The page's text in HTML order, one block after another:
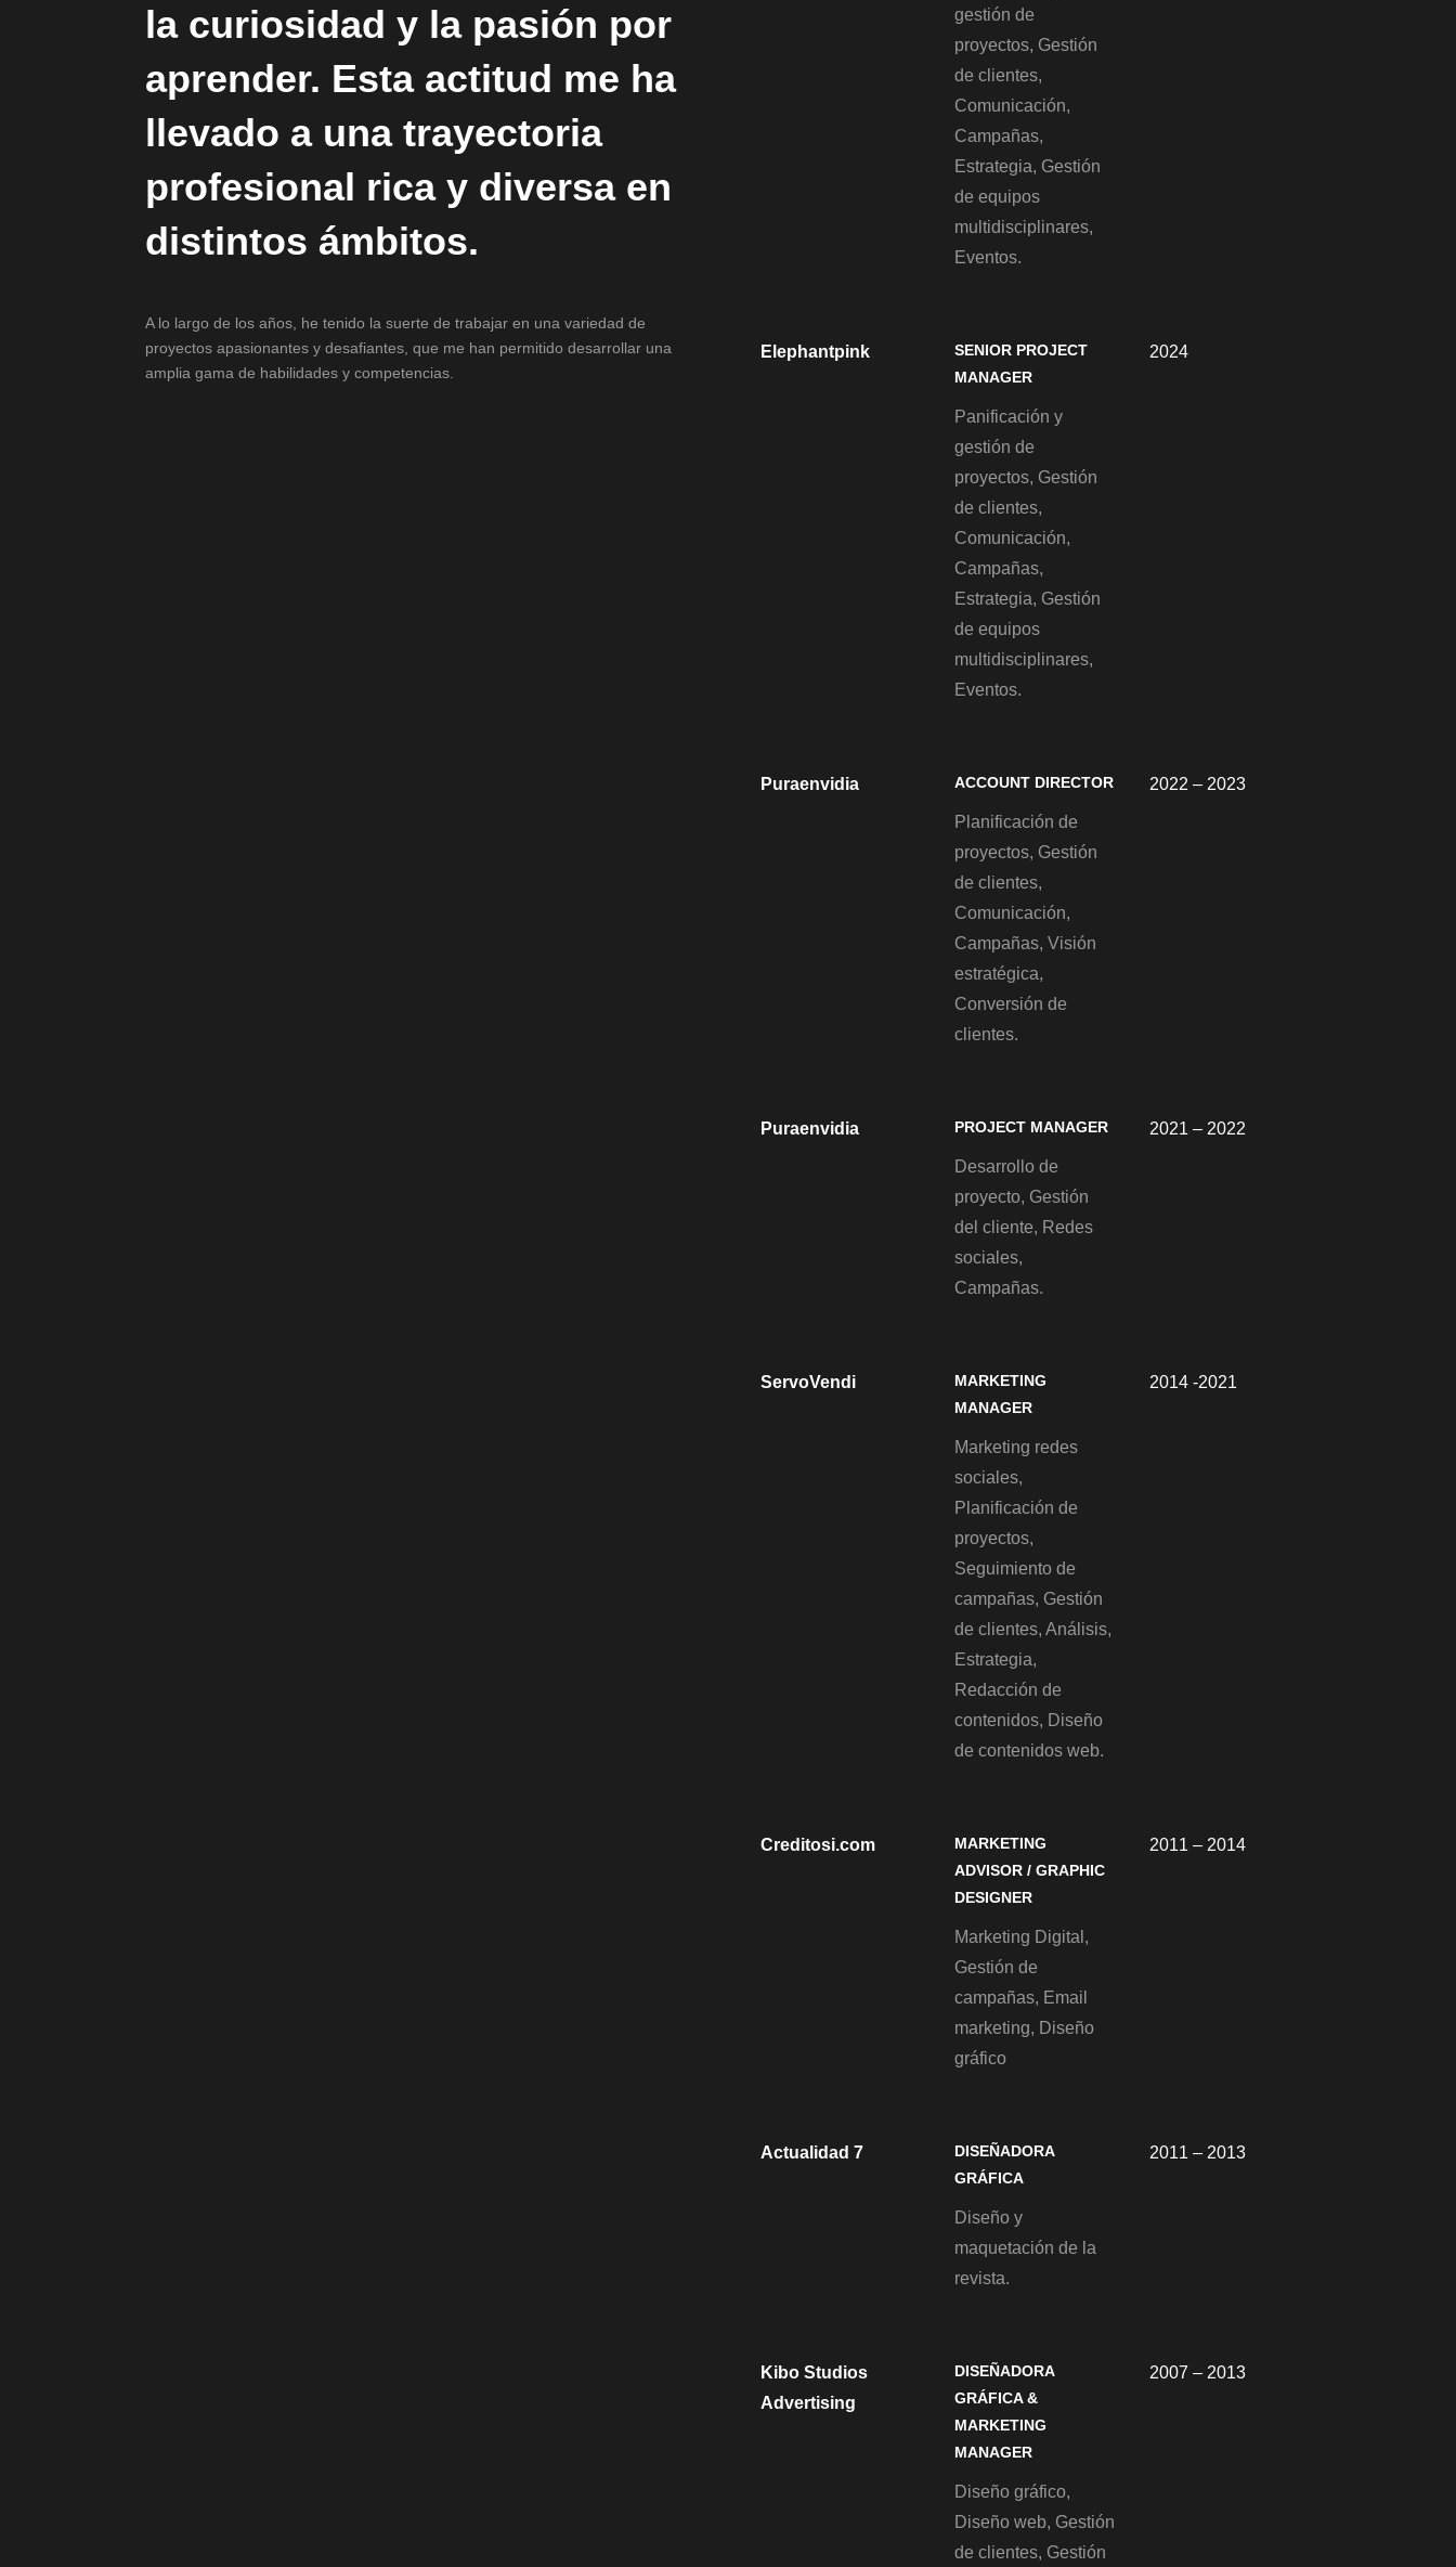
la curiosidad y la pasión por
aprender. Esta actitud me ha
llevado a una trayectoria
profesional rica y diversa en
distintos ámbitos.
A lo largo de los años, he tenido la suerte de trabajar en una variedad de
proyectos apasionantes y desafiantes, que me han permitido desarrollar una
amplia gama de habilidades y competencias.
gestión de
proyectos, Gestión
de clientes,
Comunicación,
Campañas,
Estrategia, Gestión
de equipos
multidisciplinares,
Eventos.
Elephantpink
SENIOR PROJECT
MANAGER
Panificación y
gestión de
proyectos, Gestión
de clientes,
Comunicación,
Campañas,
Estrategia, Gestión
de equipos
multidisciplinares,
Eventos.
2024
Puraenvidia ACCOUNT DIRECTOR
Planificación de
proyectos, Gestión
de clientes,
Comunicación,
Campañas, Visión
estratégica,
Conversión de
clientes.
2022 – 2023
Puraenvidia PROJECT MANAGER
Desarrollo de
proyecto, Gestión
del cliente, Redes
sociales,
Campañas.
2021 – 2022
ServoVendi
MARKETING
MANAGER
Marketing redes
sociales,
Planificación de
proyectos,
Seguimiento de
campañas, Gestión
de clientes, Análisis,
Estrategia,
Redacción de
contenidos, Diseño
de contenidos web.
2014 -2021
Creditosi.com
MARKETING
ADVISOR / GRAPHIC
DESIGNER
Marketing Digital,
Gestión de
campañas, Email
marketing, Diseño
gráfico
2011 – 2014
Actualidad 7
DISEÑADORA
GRÁFICA
Diseño y
maquetación de la
revista.
2011 – 2013
Kibo Studios
Advertising
DISEÑADORA
GRÁFICA &
MARKETING
MANAGER
Diseño gráfico,
Diseño web, Gestión
de clientes, Gestión
2007 – 2013